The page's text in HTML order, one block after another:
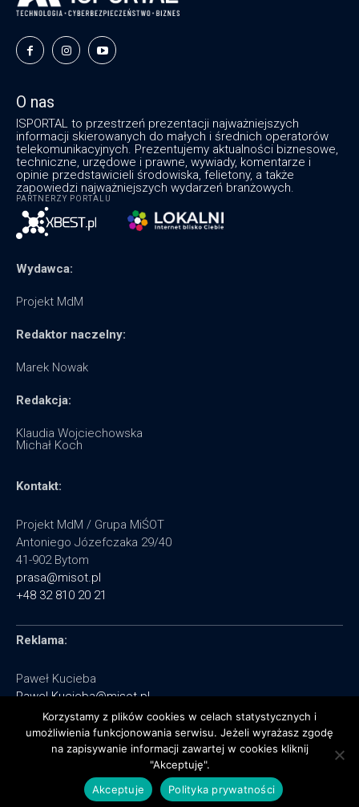
O nas
ISPORTAL to przestrzeń prezentacji najważniejszych
informacji skierowanych do małych i średnich operatorów
telekomunikacyjnych. Prezentujemy aktualności biznesowe,
techniczne, urzędowe i prawne, wywiady, komentarze i
opinie przedstawicieli środowiska, felietony, a także
zapowiedzi najważniejszych wydarzeń branżowych.
PARTNERZY PORTALU
Wydawca:
Projekt MdM
Redaktor naczelny:
Marek Nowak
Redakcja:
Klaudia Wojciechowska
Michał Koch
Kontakt:
Projekt MdM / Grupa MiŚOT
Antoniego Józefczaka 29/40
41-902 Bytom
prasa@misot.pl
+48 32 810 20 21
Reklama:
Paweł Kucieba
Pawel.Kucieba@misot.pl
+48 602 495 064
Korzystamy z plików cookies w celach statystycznych i
umożliwienia funkcjonowania serwisu. Jeżeli wyrażasz zgodę
na zapisywanie informacji zawartej w cookies kliknij
"Akceptuję".
Akceptuje
Polityka prywatności